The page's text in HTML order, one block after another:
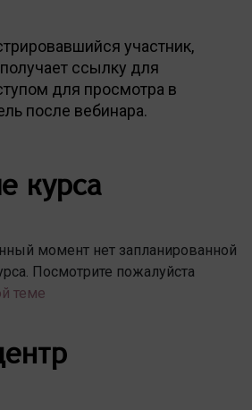
участник,
ссылку для
для просмотра в
после вебинара.
курса
момент нет запланированной
Посмотрите пожалуйста
теме